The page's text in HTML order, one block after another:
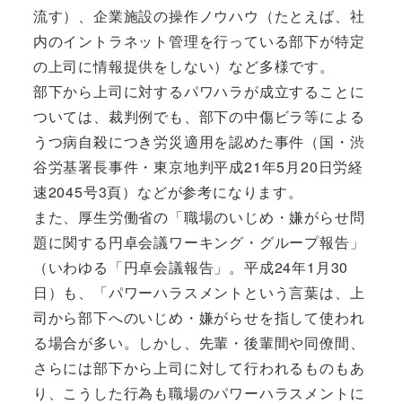
流す）、企業施設の操作ノウハウ（たとえば、社
内のイントラネット管理を行っている部下が特定
の上司に情報提供をしない）など多様です。
部下から上司に対するパワハラが成立することに
ついては、裁判例でも、部下の中傷ビラ等による
うつ病自殺につき労災適用を認めた事件（国・渋
谷労基署長事件・東京地判平成21年5月20日労経
速2045号3頁）などが参考になります。
また、厚生労働省の「職場のいじめ・嫌がらせ問
題に関する円卓会議ワーキング・グループ報告」
（いわゆる「円卓会議報告」。平成24年1月30
日）も、「パワーハラスメントという言葉は、上
司から部下へのいじめ・嫌がらせを指して使われ
る場合が多い。しかし、先輩・後輩間や同僚間、
さらには部下から上司に対して行われるものもあ
り、こうした行為も職場のパワーハラスメントに